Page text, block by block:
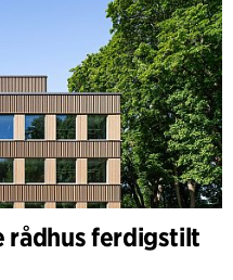
rådhus ferdigstilt